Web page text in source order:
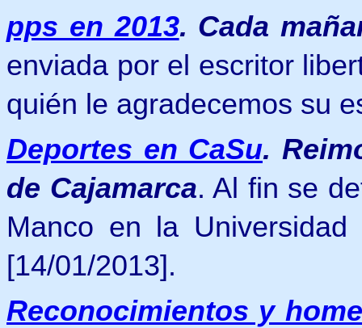
pps en 2013. Cada
enviada por el escritor
quién le agradecemos su
Deportes en CaSu.
de Cajamarca. Al fin se
Manco en la
[14/01/2013].
Reconocimientos y